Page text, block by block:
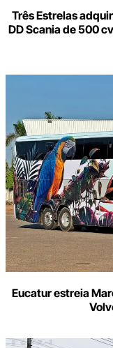
Três Estrelas
DD Scania de 500
Eucatur estreia